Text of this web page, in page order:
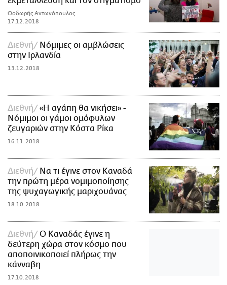
Θοδωρής Αντωνόπουλος
17.12.2018
Διεθνή
Νόμιμες οι αμβλώσεις
στην Ιρλανδία
13.12.2018
Διεθνή
«Η αγάπη θα νικήσει» -
Νόμιμοι οι γάμοι ομόφυλων
ζευγαριών στην Κόστα Ρίκα
16.11.2018
Διεθνή
Να τι έγινε στον Καναδά
την πρώτη μέρα νομιμοποίησης
της ψυχαγωγικής μαριχουάνας
18.10.2018
Διεθνή
Ο Καναδάς έγινε η
δεύτερη χώρα στον κόσμο που
αποποινικοποιεί πλήρως την
κάνναβη
17.10.2018